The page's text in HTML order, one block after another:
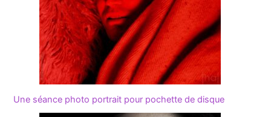
Une séance photo portrait pour pochette de disque